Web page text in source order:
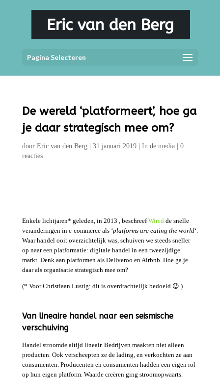
Pagina Selecteren
De wereld ‘platformeert’, hoe ga
je daar strategisch mee om?
door Eric van den Berg| 31 januari 2019| In de media| 0
reacties
Enkele lichtjaren* geleden, in 2013 , beschreefWiredde snelle
veranderingen in e-commerce als ‘platforms are eating the world‘.
Waar handel ooit overzichtelijk was, schuiven we steeds sneller
op naar een platformatie: digitale handel in een tweezijdige
markt. Denk aan platformen als Deliveroo en Airbnb. Hoe ga je
daar als organisatie strategisch mee om?
(* Voor Christiaan Lustig: dit is overdrachtelijk bedoeld 😉 )
Van lineaire handel naar een seismische
verschuiving
Handel stroomde altijd lineair. Bedrijven maakten niet alleen
producten. Ook verscheepten ze de lading, en verkochten ze aan
consumenten. Producenten en consumenten hadden een eigen rol
op hun eigen platform. Waarde creëren ging stroomopwaarts.